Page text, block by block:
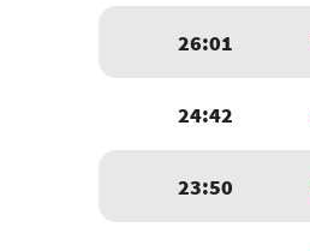
26:01
24:42
23:50